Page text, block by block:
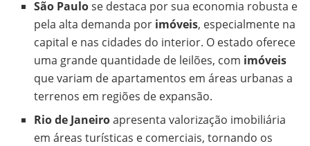
São Paulose destaca por sua economia robusta e
pela alta demanda por imóveis, especialmente na
capital e nas cidades do interior. O estado oferece
uma grande quantidade de leilões, com imóveis
que variam de apartamentos em áreas urbanas a
terrenos em regiões de expansão.
Rio de Janeiroapresenta valorização imobiliária
em áreas turísticas e comerciais, tornando os